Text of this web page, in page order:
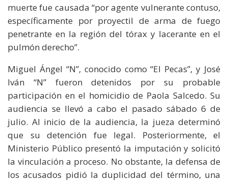
muerte fue causada “por agente vulnerante contuso,
específicamente por proyectil de arma de fuego
penetrante en la región del tórax y lacerante en el
pulmón derecho”.
Miguel Ángel “N”, conocido como “El Pecas”, y José
Iván “N” fueron detenidos por su probable
participación en el homicidio de Paola Salcedo. Su
audiencia se llevó a cabo el pasado sábado 6 de
julio. Al inicio de la audiencia, la jueza determinó
que su detención fue legal. Posteriormente, el
Ministerio Público presentó la imputación y solicitó
la vinculación a proceso. No obstante, la defensa de
los acusados pidió la duplicidad del término, una